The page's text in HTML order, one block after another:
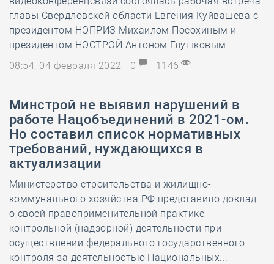
главы Свердловской области Евгения Куйвашева с
президентом НОПРИЗ Михаилом Посохиным и
президентом НОСТРОЙ Антоном Глушковым...
08:54, 04 февраля 2022
0 1146
Минстрой не выявил нарушений в
работе Нацобъединений в 2021-ом.
Но составил список нормативных
требований, нуждающихся в
актуализации
Министерство строительства и жилищно-
коммунального хозяйства РФ представило доклад
о своей правоприменительной практике
контрольной (надзорной) деятельности при
осуществлении федерального государственного
контроля за деятельностью Национальных...